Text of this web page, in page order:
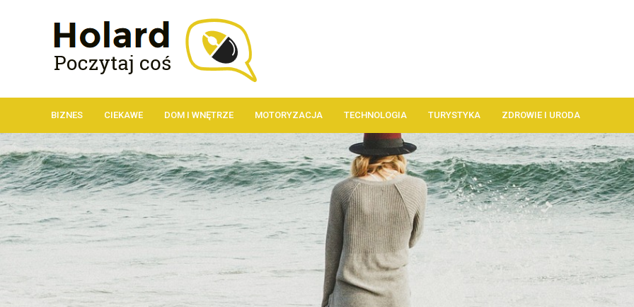
BIZNES CIEKAWE DOM I WNĘTRZE MOTORYZACJA TECHNOLOGIA TURYSTYKA ZDROWIE I URODA